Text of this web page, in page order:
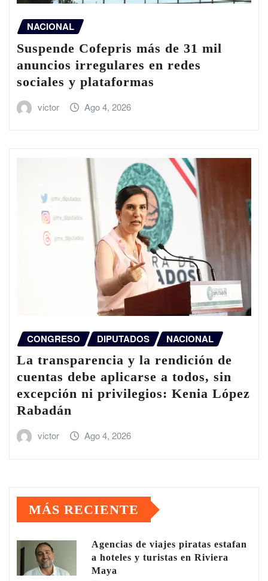
NACIONAL
Suspende Cofepris más de 31 mil
anuncios irregulares en redes
sociales y plataformas
victor Ago 4, 2026
CONGRESO DIPUTADOS NACIONAL
La transparencia y la rendición de
cuentas debe aplicarse a todos, sin
excepción ni privilegios: Kenia López
Rabadán
victor Ago 4, 2026
MÁS RECIENTE
Agencias de viajes piratas estafan
a hoteles y turistas en Riviera
Maya